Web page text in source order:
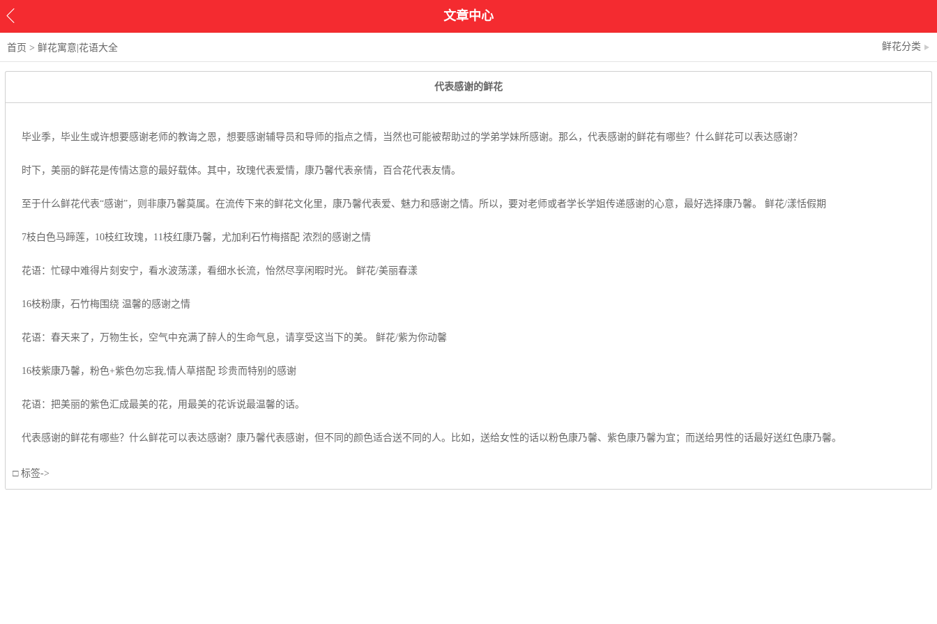
文章中心
首页 > 鲜花寓意|花语大全 鲜花分类
代表感谢的鲜花
毕业季，毕业生或许想要感谢老师的教诲之恩，想要感谢辅导员和导师的指点之情，当然也可能被帮助过的学弟学妹所感谢。那么，代表感谢的鲜花有哪些？什么鲜花可以表达感谢？
时下，美丽的鲜花是传情达意的最好载体。其中，玫瑰代表爱情，康乃馨代表亲情，百合花代表友情。
至于什么鲜花代表“感谢”，则非康乃馨莫属。在流传下来的鲜花文化里，康乃馨代表爱、魅力和感谢之情。所以，要对老师或者学长学姐传递感谢的心意，最好选择康乃馨。 鲜花/漾恬假期
7枝白色马蹄莲，10枝红玫瑰，11枝红康乃馨，尤加利石竹梅搭配 浓烈的感谢之情
花语：忙碌中难得片刻安宁，看水波荡漾，看细水长流，怡然尽享闲暇时光。 鲜花/美丽春漾
16枝粉康，石竹梅围绕 温馨的感谢之情
花语：春天来了，万物生长，空气中充满了醉人的生命气息，请享受这当下的美。 鲜花/紫为你动馨
16枝紫康乃馨，粉色+紫色勿忘我,情人草搭配 珍贵而特别的感谢
花语：把美丽的紫色汇成最美的花，用最美的花诉说最温馨的话。
代表感谢的鲜花有哪些？什么鲜花可以表达感谢？康乃馨代表感谢，但不同的颜色适合送不同的人。比如，送给女性的话以粉色康乃馨、紫色康乃馨为宜；而送给男性的话最好送红色康乃馨。
□ 标签->